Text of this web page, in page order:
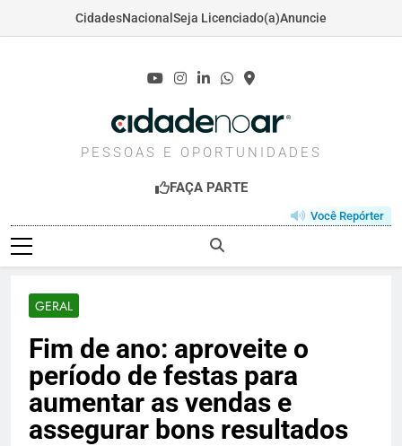
CidadesNacional Seja Licenciado(a)Anuncie
CIDADENOAR.COM
PESSOAS E OPORTUNIDADES
FAÇA PARTE
Você Repórter
GERAL
Fim de ano: aproveite o
período de festas para
aumentar as vendas e
assegurar bons resultados